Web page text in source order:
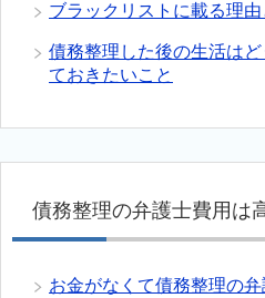
ブラックリストに載る理
債務整理した後の生活は
ておきたいこと
債務整理の弁護士費用は
お金がなくて債務整理の